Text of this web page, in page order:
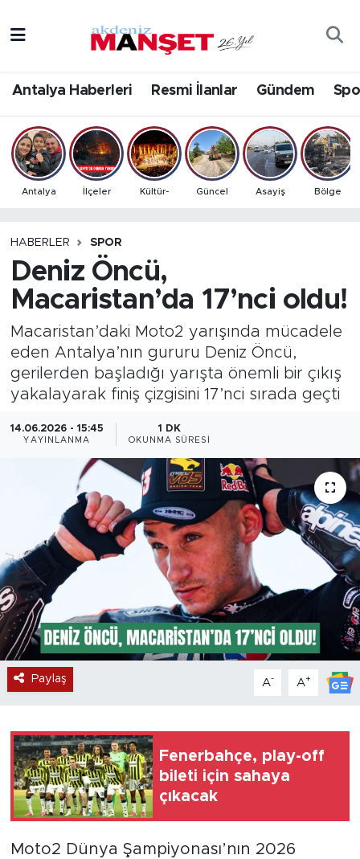
Antalya Haberleri Resmi İlanlar Gündem
Antalya İlçeler Kültür- Güncel Asayiş Bölge
HABERLER SPOR
Deniz Öncü,
Macaristan’da 17’nci oldu!
Macaristan’daki Moto2 yarışında mücadele
eden Antalya’nın gururu Deniz Öncü,
gerilerden başladığı yarışta önemli bir çıkış
yakalayarak finiş çizgisini 17’nci sırada geçti
14.06.2026 - 15:45
YAYINLANMA
1 DK
OKUNMA SÜRESI
Paylaş A- A+
Fenerbahçe, play-off
bileti için sahaya
çıkacak
Moto2 Dünya Şampiyonası’nın 2026
Bilim & Teknoloji
Eğitim
Ekonomi
Gündem
İlçeler
Kültür- Sanat
Magazin
Özel Haber
Politika
Resmi İlanlar
Sağlık
Spor
Turizm
Antalya Hava Durumu
Antalya Namaz Vakitleri
Antalya Trafik Yoğunluk Haritası
Tüm Manşetler
Son Dakika Haberleri
Haber Arşivi